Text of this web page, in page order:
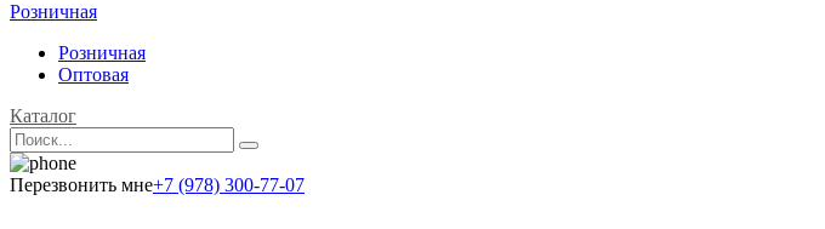
Розничная
Розничная
Оптовая
Каталог
Перезвонить мне+7 (978) 300-77-07